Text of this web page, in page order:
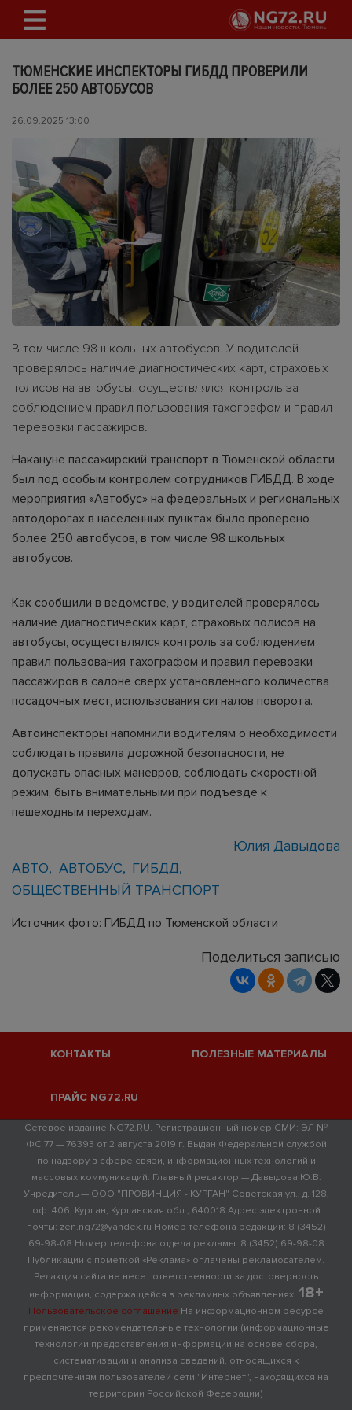
ТЮМЕНСКИЕ ИНСПЕКТОРЫ ГИБДД ПРОВЕРИЛИ
БОЛЕЕ 250 АВТОБУСОВ
26.09.2025 13:00
В том числе 98 школьных автобусов. У водителей
проверялось наличие диагностических карт, страховых
полисов на автобусы, осуществлялся контроль за
соблюдением правил пользования тахографом и правил
перевозки пассажиров.
Накануне пассажирский транспорт в Тюменской области
был под особым контролем сотрудников ГИБДД. В ходе
мероприятия «Автобус» на федеральных и региональных
автодорогах в населенных пунктах было проверено
более 250 автобусов, в том числе 98 школьных
автобусов.
Как сообщили в ведомстве, у водителей проверялось
наличие диагностических карт, страховых полисов на
автобусы, осуществлялся контроль за соблюдением
правил пользования тахографом и правил перевозки
пассажиров в салоне сверх установленного количества
посадочных мест, использования сигналов поворота.
Автоинспекторы напомнили водителям о необходимости
соблюдать правила дорожной безопасности, не
допускать опасных маневров, соблюдать скоростной
режим, быть внимательными при подъезде к
пешеходным переходам.
Юлия Давыдова
АВТО
АВТОБУС
ГИБДД
ОБЩЕСТВЕННЫЙ ТРАНСПОРТ
Источник фото: ГИБДД по Тюменской области
Поделиться записью
КОНТАКТЫ ПОЛЕЗНЫЕ МАТЕРИАЛЫ
ПРАЙС NG72.RU
Сетевое издание NG72.RU. Регистрационный номер СМИ: ЭЛ №
ФС 77 — 76393 от 2 августа 2019 г. Выдан Федеральной службой
по надзору в сфере связи, информационных технологий и
массовых коммуникаций. Главный редактор — Давыдова Ю.В.
Учредитель — ООО "ПРОВИНЦИЯ - КУРГАН" Советская ул., д. 128,
оф. 406, Курган, Курганская обл., 640018 Адрес электронной
почты: zen.ng72@yandex.ru Номер телефона редакции: 8 (3452)
69-98-08 Номер телефона отдела рекламы: 8 (3452) 69-98-08
Публикации с пометкой «Реклама» оплачены рекламодателем.
Редакция сайта не несет ответственности за достоверность
информации, содержащейся в рекламных объявлениях. 18+
Пользовательское соглашение На информационном ресурсе
применяются рекомендательные технологии (информационные
технологии предоставления информации на основе сбора,
систематизации и анализа сведений, относящихся к
предпочтениям пользователей сети "Интернет", находящихся на
территории Российской Федерации)